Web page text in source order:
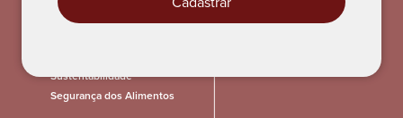
Sustentabilidade
Segurança dos Alimentos